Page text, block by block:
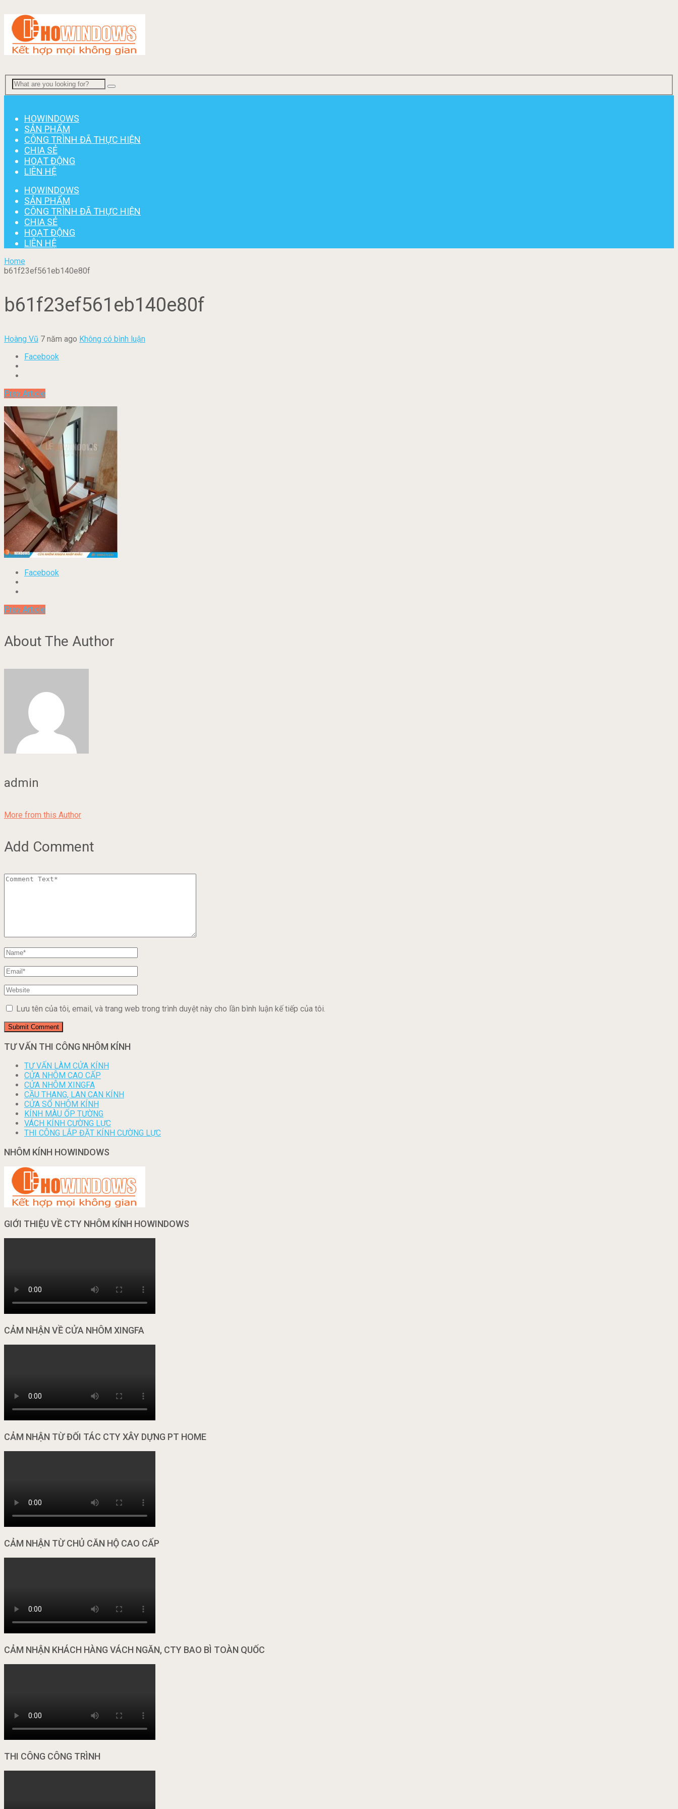
HOWINDOWS
SẢN PHẨM
CÔNG TRÌNH ĐÃ THỰC HIỆN
CHIA SẺ
HOẠT ĐỘNG
LIÊN HỆ
HOWINDOWS
SẢN PHẨM
CÔNG TRÌNH ĐÃ THỰC HIỆN
CHIA SẺ
HOẠT ĐỘNG
LIÊN HỆ
Home
b61f23ef561eb140e80f
b61f23ef561eb140e80f
Hoàng Vũ 7 năm ago Không có bình luận
Facebook
Prev Article
Facebook
Prev Article
About The Author
admin
More from this Author
Add Comment
Lưu tên của tôi, email, và trang web trong trình duyệt này cho lần bình luận kế tiếp của tôi.
TƯ VẤN THI CÔNG NHÔM KÍNH
TƯ VẤN LÀM CỬA KÍNH
CỬA NHÔM CAO CẤP
CỬA NHÔM XINGFA
CẦU THANG, LAN CAN KÍNH
CỬA SỔ NHÔM KÍNH
KÍNH MÀU ỐP TƯỜNG
VÁCH KÍNH CƯỜNG LỰC
THI CÔNG LẮP ĐẶT KÍNH CƯỜNG LỰC
NHÔM KÍNH HOWINDOWS
GIỚI THIỆU VỀ CTY NHÔM KÍNH HOWINDOWS
CẢM NHẬN VỀ CỬA NHÔM XINGFA
CẢM NHẬN TỪ ĐỐI TÁC CTY XÂY DỰNG PT HOME
CẢM NHẬN TỪ CHỦ CĂN HỘ CAO CẤP
CẢM NHẬN KHÁCH HÀNG VÁCH NGĂN, CTY BAO BÌ TOÀN QUỐC
THI CÔNG CÔNG TRÌNH